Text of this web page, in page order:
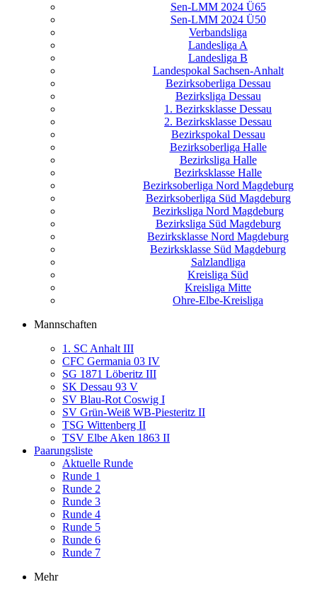
Sen-LMM 2024 Ü65
Sen-LMM 2024 Ü50
Verbandsliga
Landesliga A
Landesliga B
Landespokal Sachsen-Anhalt
Bezirksoberliga Dessau
Bezirksliga Dessau
1. Bezirksklasse Dessau
2. Bezirksklasse Dessau
Bezirkspokal Dessau
Bezirksoberliga Halle
Bezirksliga Halle
Bezirksklasse Halle
Bezirksoberliga Nord Magdeburg
Bezirksoberliga Süd Magdeburg
Bezirksliga Nord Magdeburg
Bezirksliga Süd Magdeburg
Bezirksklasse Nord Magdeburg
Bezirksklasse Süd Magdeburg
Salzlandliga
Kreisliga Süd
Kreisliga Mitte
Ohre-Elbe-Kreisliga
Mannschaften
1. SC Anhalt III
CFC Germania 03 IV
SG 1871 Löberitz III
SK Dessau 93 V
SV Blau-Rot Coswig I
SV Grün-Weiß WB-Piesteritz II
TSG Wittenberg II
TSV Elbe Aken 1863 II
Paarungsliste
Aktuelle Runde
Runde 1
Runde 2
Runde 3
Runde 4
Runde 5
Runde 6
Runde 7
Mehr